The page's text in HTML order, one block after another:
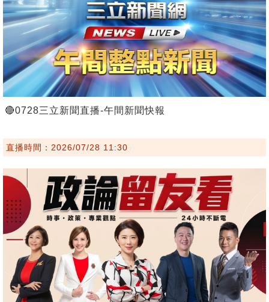
🔴0728三立新聞直播-午間新聞快報
直播時間：2026/07/28 11:30